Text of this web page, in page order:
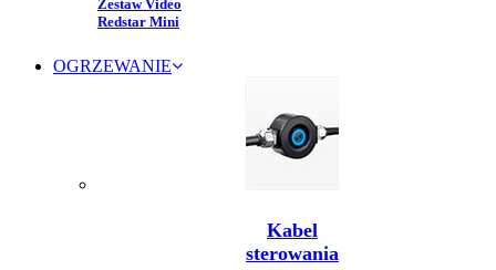
Zestaw Video
Redstar Mini
OGRZEWANIE
Kabel
sterowania